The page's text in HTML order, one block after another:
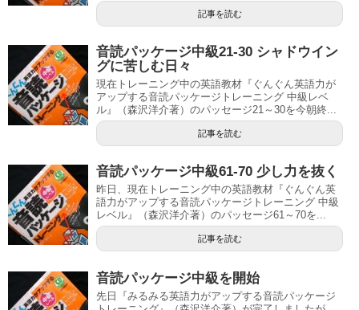
記事を読む
音読パッケージ中級21-30 シャドウイン
グに苦しむ日々
現在トレーニング中の英語教材『ぐんぐん英語力が
アップする音読パッケージトレーニング 中級レベ
ル』（森沢洋介著）のパッセージ21～30を今朝終...
記事を読む
音読パッケージ中級61-70 少し力を抜く
昨日、現在トレーニング中の英語教材『ぐんぐん英
語力がアップする音読パッケージトレーニング 中級
レベル』（森沢洋介著）のパッセージ61～70を...
記事を読む
音読パッケージ中級を開始
先日『みるみる英語力がアップする音読パッケージ